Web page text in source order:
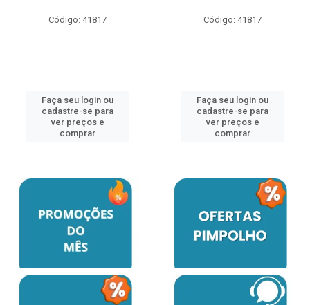
Código: 41817
Faça seu login ou
cadastre-se para
ver preços e
comprar
Código: 41817
Faça seu login ou
cadastre-se para
ver preços e
comprar